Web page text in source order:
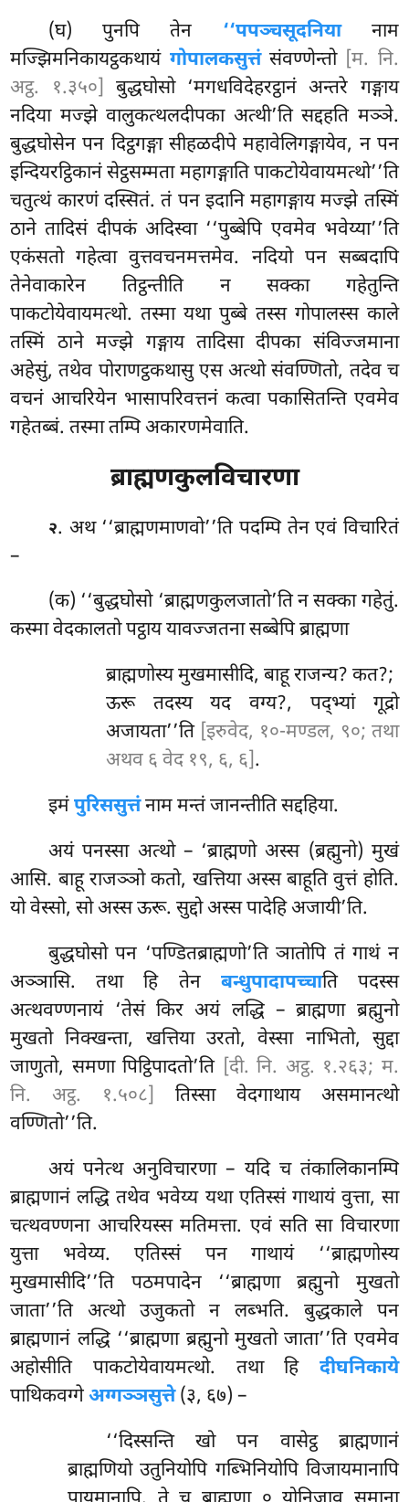
(घ) पुनपि तेन ‘‘पपञ्चसूदनियानाम
मज्झिमनिकायट्ठकथायं गोपालकसुत्तंसंवण्णेन्तो [म. नि.
अट्ठ. १.३५०] बुद्धघोसो ‘मगधविदेहरट्ठानं अन्तरे गङ्गाय
नदिया मज्झे वालुकत्थलदीपका अत्थी’ति सद्दहति मञ्ञे.
बुद्धघोसेन पन दिट्ठगङ्गा सीहळदीपे महावेलिगङ्गायेव, न पन
इन्दियरट्ठिकानं सेट्ठसम्मता महागङ्गाति पाकटोयेवायमत्थो’’ति
चतुत्थं कारणं दस्सितं. तं पन इदानि महागङ्गाय मज्झे तस्मिं
ठाने तादिसं दीपकं अदिस्वा ‘‘पुब्बेपि एवमेव भवेय्या’’ति
एकंसतो गहेत्वा वुत्तवचनमत्तमेव. नदियो पन सब्बदापि
तेनेवाकारेन तिट्ठन्तीति न सक्का गहेतुन्ति
पाकटोयेवायमत्थो. तस्मा यथा पुब्बे तस्स गोपालस्स काले
तस्मिं ठाने मज्झे गङ्गाय तादिसा दीपका संविज्जमाना
अहेसुं, तथेव पोराणट्ठकथासु एस अत्थो संवण्णितो, तदेव च
वचनं आचरियेन भासापरिवत्तनं कत्वा पकासितन्ति एवमेव
गहेतब्बं. तस्मा तम्पि अकारणमेवाति.
ब्राह्मणकुलविचारणा
२. अथ ‘‘ब्राह्मणमाणवो’’ति पदम्पि तेन एवं विचारितं
–
(क) ‘‘बुद्धघोसो ‘ब्राह्मणकुलजातो’ति न सक्का गहेतुं.
कस्मा वेदकालतो पट्ठाय यावज्जतना सब्बेपि ब्राह्मणा
ब्राह्मणोस्य मुखमासीदि, बाहू राजन्य? कत?;
ऊरू तदस्य यद वग्य?, पद्भ्यां गूद्रो
अजायता’’ति [इरुवेद, १०-मण्डल, ९०; तथा
अथव ६ वेद १९, ६, ६].
इमंपुरिससुत्तंनाम मन्तं जानन्तीति सद्दहिया.
अयं पनस्सा अत्थो – ‘ब्राह्मणो अस्स (ब्रह्मुनो) मुखं
आसि. बाहू राजञ्ञो कतो, खत्तिया अस्स बाहूति वुत्तं होति.
यो वेस्सो, सो अस्स ऊरू. सुद्दो अस्स पादेहि अजायी’ति.
बुद्धघोसो पन ‘पण्डितब्राह्मणो’ति ञातोपि तं गाथं न
अञ्ञासि. तथा हि तेन बन्धुपादापच्चाति पदस्स
अत्थवण्णनायं ‘तेसं किर अयं लद्धि – ब्राह्मणा ब्रह्मुनो
मुखतो निक्खन्ता, खत्तिया उरतो, वेस्सा नाभितो, सुद्दा
जाणुतो, समणा पिट्ठिपादतो’ति [दी. नि. अट्ठ. १.२६३; म.
नि. अट्ठ. १.५०८]
तिस्सा वेदगाथाय असमानत्थो
वण्णितो’’ति.
अयं पनेत्थ अनुविचारणा – यदि च तंकालिकानम्पि
ब्राह्मणानं लद्धि तथेव भवेय्य यथा एतिस्सं गाथायं वुत्ता, सा
चत्थवण्णना आचरियस्स मतिमत्ता. एवं सति सा विचारणा
युत्ता भवेय्य. एतिस्सं पन गाथायं ‘‘ब्राह्मणोस्य
मुखमासीदि’’ति पठमपादेन ‘‘ब्राह्मणा ब्रह्मुनो मुखतो
जाता’’ति अत्थो उजुकतो न लब्भति. बुद्धकाले पन
ब्राह्मणानं लद्धि ‘‘ब्राह्मणा ब्रह्मुनो मुखतो जाता’’ति एवमेव
अहोसीति पाकटोयेवायमत्थो. तथा हि दीघनिकाये
पाथिकवग्गेअग्गञ्ञसुत्ते(३, ६७) –
‘‘दिस्सन्ति खो पन वासेट्ठ ब्राह्मणानं
ब्राह्मणियो उतुनियोपि गब्भिनियोपि विजायमानापि